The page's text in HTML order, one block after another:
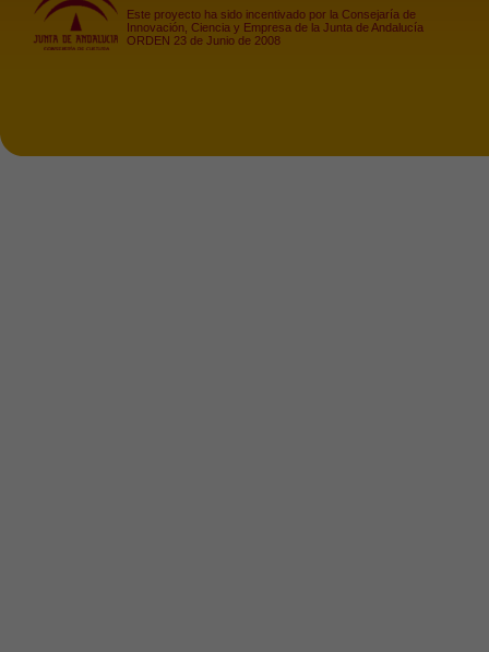
Este proyecto ha sido incentivado por la Consejaría de
Innovación, Ciencia y Empresa de la Junta de Andalucía
ORDEN 23 de Junio de 2008